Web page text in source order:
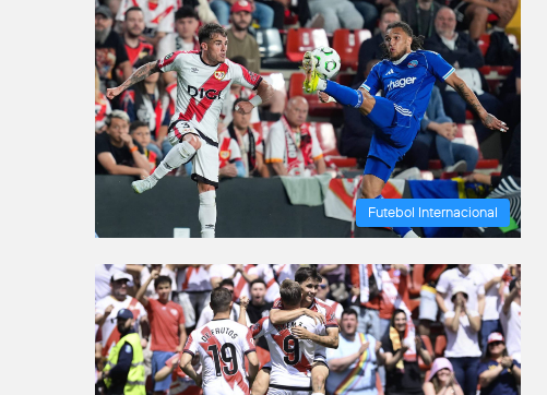
Futebol Internacional